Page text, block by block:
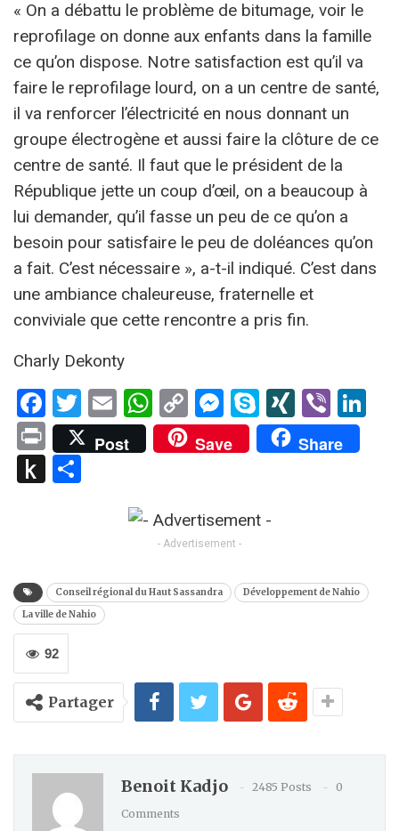
« On a débattu le problème de bitumage, voir le
reprofilage on donne aux enfants dans la famille
ce qu’on dispose. Notre satisfaction est qu’il va
faire le reprofilage lourd, on a un centre de santé,
il va renforcer l’électricité en nous donnant un
groupe électrogène et aussi faire la clôture de ce
centre de santé. Il faut que le président de la
République jette un coup d’œil, on a beaucoup à
lui demander, qu’il fasse un peu de ce qu’on a
besoin pour satisfaire le peu de doléances qu’on
a fait. C’est nécessaire », a-t-il indiqué. C’est dans
une ambiance chaleureuse, fraternelle et
conviviale que cette rencontre a pris fin.
Charly Dekonty
Facebook
Twitter
EmailWhatsApp
Copy
Link
Messenger
SkypeXING
Viber
PrintPost Save Share
Push
- Advertisement -
Conseil régional du Haut Sassandra
Développement de Nahio
La ville de Nahio
92
Partager
Benoit Kadjo 2485 Posts
0
Comments